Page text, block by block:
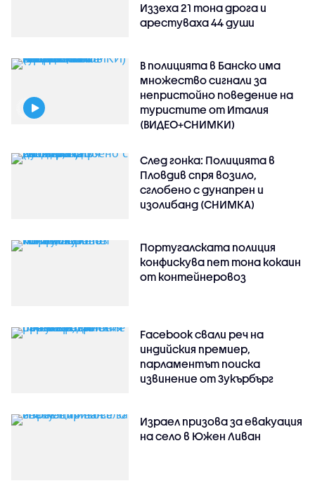
Иззеха 21 тона дрога и
арестуваха 44 души
В полицията в Банско има
множество сигнали за
непристойно поведение на
туристите от Италия
(ВИДЕО+СНИМКИ)
След гонка: Полицията в
Пловдив спря возило,
сглобено с дунапрен и
изолибанд (СНИМКА)
Португалската полиция
конфискува пет тона кокаин
от контейнеровоз
Facebook свали реч на
индийския премиер,
парламентът поиска
извинение от Зукърбърг
Израел призова за евакуация
на село в Южен Ливан